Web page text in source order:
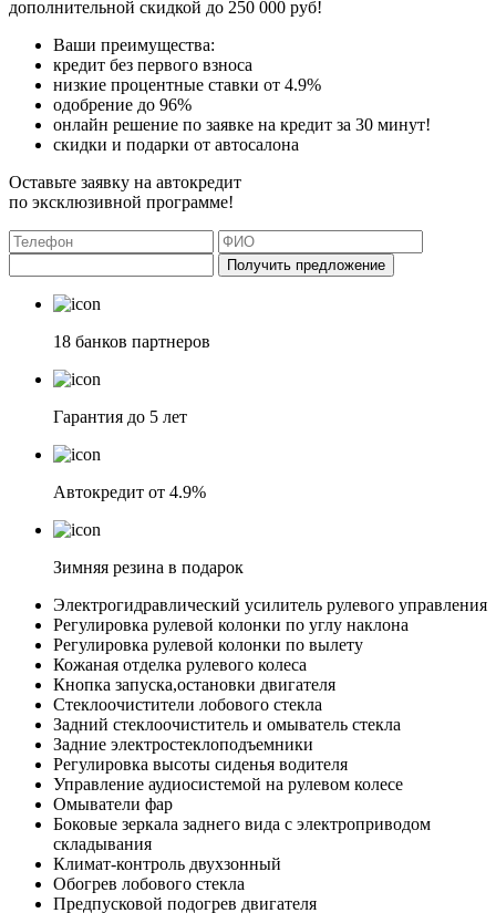
дополнительной скидкой до 250 000 руб!
Ваши преимущества:
кредит без первого взноса
низкие процентные ставки от 4.9%
одобрение до 96%
онлайн решение по заявке на кредит за 30 минут!
скидки и подарки от автосалона
Оставьте заявку на автокредит
по эксклюзивной программе!
Получить предложение
18 банков партнеров
Гарантия до 5 лет
Автокредит от 4.9%
Зимняя резина в подарок
Электрогидравлический усилитель рулевого управления
Регулировка рулевой колонки по углу наклона
Регулировка рулевой колонки по вылету
Кожаная отделка рулевого колеса
Кнопка запуска,остановки двигателя
Стеклоочистители лобового стекла
Задний стеклоочиститель и омыватель стекла
Задние электростеклоподъемники
Регулировка высоты сиденья водителя
Управление аудиосистемой на рулевом колесе
Омыватели фар
Боковые зеркала заднего вида с электроприводом
складывания
Климат-контроль двухзонный
Обогрев лобового стекла
Предпусковой подогрев двигателя